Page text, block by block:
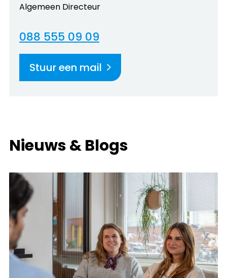
Algemeen Directeur
088 555 09 09
Stuur een mail
Nieuws & Blogs